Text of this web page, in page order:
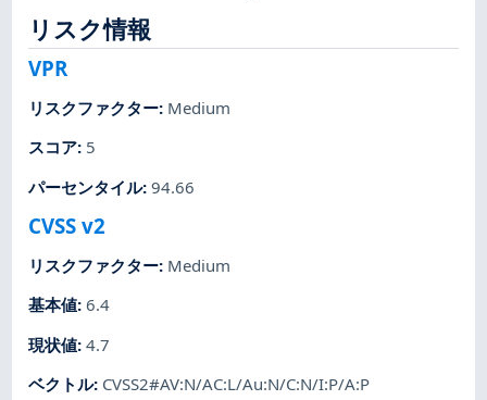
リスク情報
VPR
リスクファクター: Medium
スコア: 5
パーセンタイル:94.66
CVSS v2
リスクファクター: Medium
基本値:6.4
現状値:4.7
ベクトル: CVSS2#AV:N/AC:L/Au:N/C:N/I:P/A:P